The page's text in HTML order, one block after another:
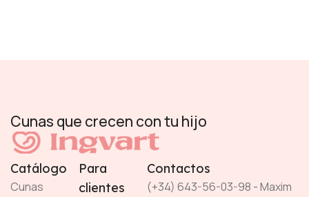
Cunas que crecen con tu hijo
Catálogo
Cunas
Para
clientes
Contactos
(+34) 643-56-03-98 - Maxim